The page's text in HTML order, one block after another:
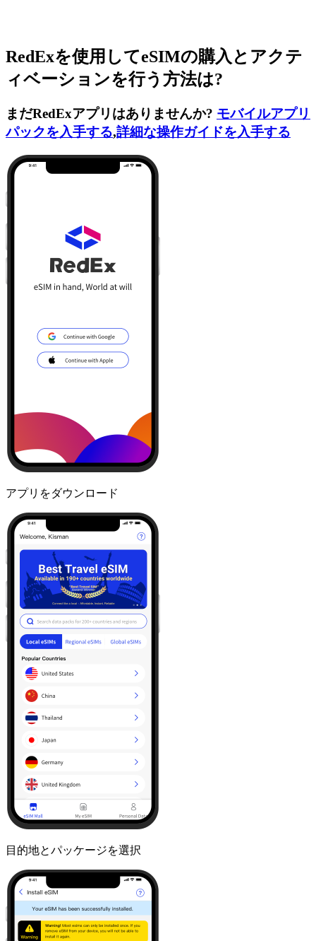
RedExを使用してeSIMの購入とアクテ
ィベーションを行う方法は?
まだRedExアプリはありませんか? モバイルアプリ
パックを入手する,詳細な操作ガイドを入手する
アプリをダウンロード
目的地とパッケージを選択